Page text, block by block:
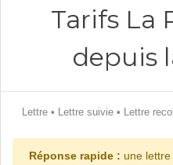
Tarifs La
depuis
Lettre• Lettre suivie• Lettre
Réponse rapide : une lettre